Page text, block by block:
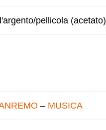
pellicola (acetato)
– MUSICA